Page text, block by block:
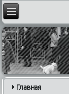
Главная